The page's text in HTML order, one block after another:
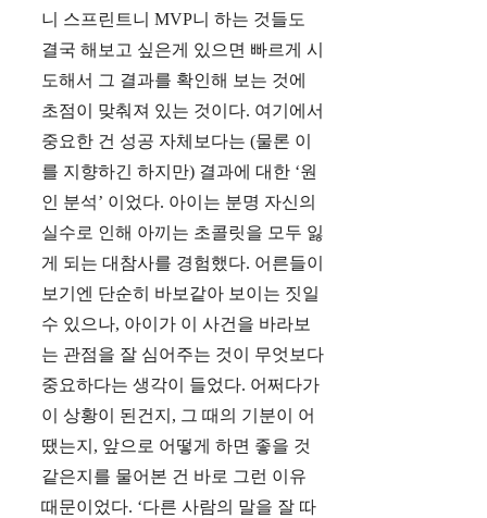
니 스프린트니 MVP니 하는 것들도
결국 해보고 싶은게 있으면 빠르게 시
도해서 그 결과를 확인해 보는 것에
초점이 맞춰져 있는 것이다. 여기에서
중요한 건 성공 자체보다는 (물론 이
를 지향하긴 하지만) 결과에 대한 ‘원
인 분석’ 이었다. 아이는 분명 자신의
실수로 인해 아끼는 초콜릿을 모두 잃
게 되는 대참사를 경험했다. 어른들이
보기엔 단순히 바보같아 보이는 짓일
수 있으나, 아이가 이 사건을 바라보
는 관점을 잘 심어주는 것이 무엇보다
중요하다는 생각이 들었다. 어쩌다가
이 상황이 된건지, 그 때의 기분이 어
땠는지, 앞으로 어떻게 하면 좋을 것
같은지를 물어본 건 바로 그런 이유
때문이었다. ‘다른 사람의 말을 잘 따